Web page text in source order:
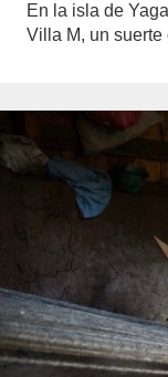
En la isla de
Villa M, un